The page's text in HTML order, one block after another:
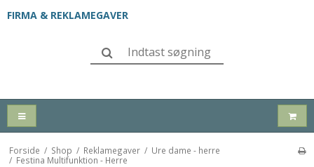
FIRMA & REKLAMEGAVER
Forside / Shop / Reklamegaver / Ure dame - herre
/ Festina Multifunktion - Herre